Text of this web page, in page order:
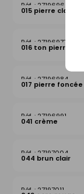
27196960
015 pierre claire
27196977
016 ton pierre
27196984
017 pierre foncée
27196991
041 crème
27197004
044 brun clair
27197011